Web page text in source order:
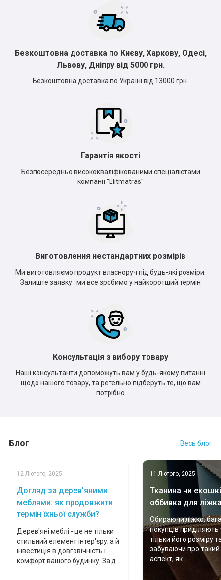
Безкоштовна доставка по Києву, Харкову, Одесі,
Львову, Дніпру від 5000 грн.
Безкоштовна доставка по Україні від 13000 грн.
Гарантія якості
Безпосередньо висококваліфікованими спеціалістами
компанії "Elitmatras"
Виготовлення нестандартних розмірів
Ми виготовляємо продукт власноруч під будь-які розміри.
Залиште заявку і ми все зробимо у найкоротший термін
Консультація з вибору товару
Наші консультанти допоможуть вам у будь-якому питанні
щодо нашого товару, та ретельно підберуть те, що вам
потрібно
Блог Весь блог
12 Лютого, 2025
Догляд за дерев'яними
меблями: як продовжити
термін їхньої служби?
Дерев'яні меблі - це не тільки
стильний елемент інтер'єру, а й
інвестиція в довговічність і
комфорт вашого будинку. За д...
11 Лютого, 2025
Тканина чи
оббивка для
Обираючи ліжко,
покупців приділяють
тільки його розміру
забуваючи про
аспект, як...